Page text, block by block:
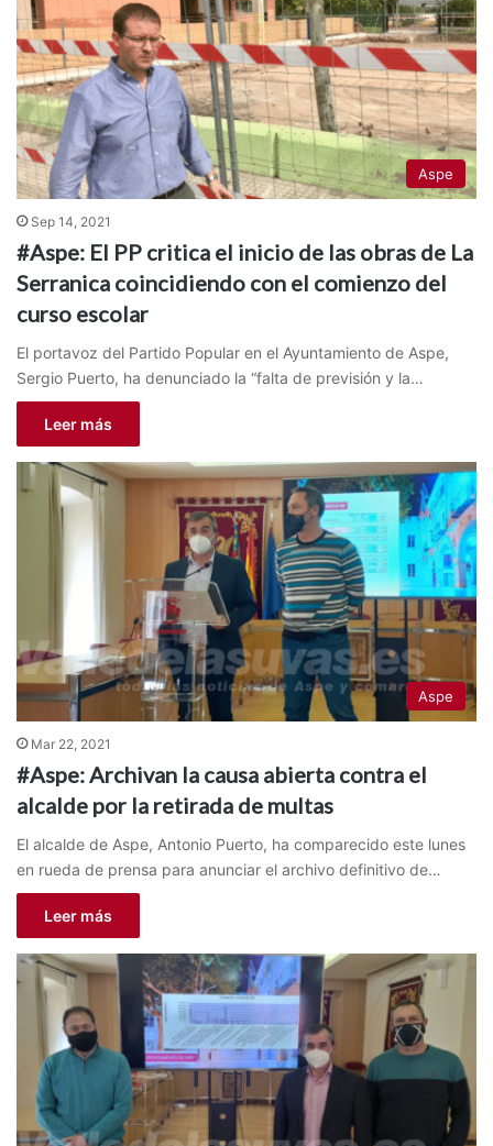
Aspe
Sep 14, 2021
#Aspe: El PP critica el inicio de las obras de La
Serranica coincidiendo con el comienzo del
curso escolar
El portavoz del Partido Popular en el Ayuntamiento de Aspe,
Sergio Puerto, ha denunciado la “falta de previsión y la…
Leer más
Aspe
Mar 22, 2021
#Aspe: Archivan la causa abierta contra el
alcalde por la retirada de multas
El alcalde de Aspe, Antonio Puerto, ha comparecido este lunes
en rueda de prensa para anunciar el archivo definitivo de…
Leer más